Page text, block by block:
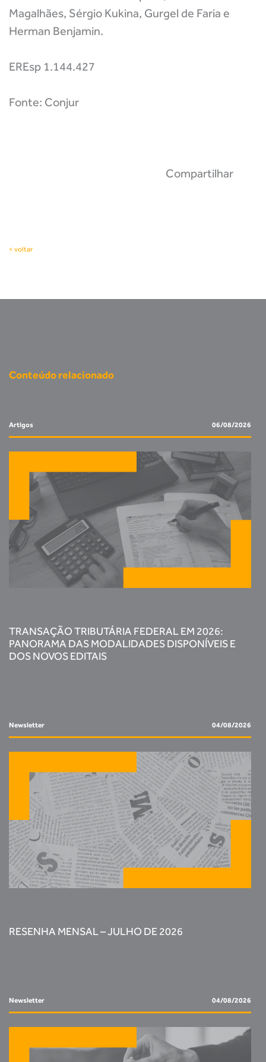
Magalhães, Sérgio Kukina, Gurgel de Faria e
Herman Benjamin.
EREsp 1.144.427
Fonte: Conjur
Compartilhar
< voltar
Conteúdo relacionado
Artigos 06/08/2026
TRANSAÇÃO TRIBUTÁRIA FEDERAL EM 2026:
PANORAMA DAS MODALIDADES DISPONÍVEIS E
DOS NOVOS EDITAIS
Newsletter 04/08/2026
RESENHA MENSAL – JULHO DE 2026
Newsletter 04/08/2026